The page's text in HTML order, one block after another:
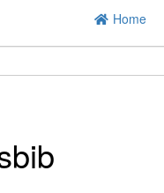
Home